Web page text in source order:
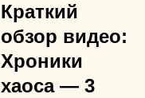
Краткий
обзор видео:
Хроники
хаоса — 3